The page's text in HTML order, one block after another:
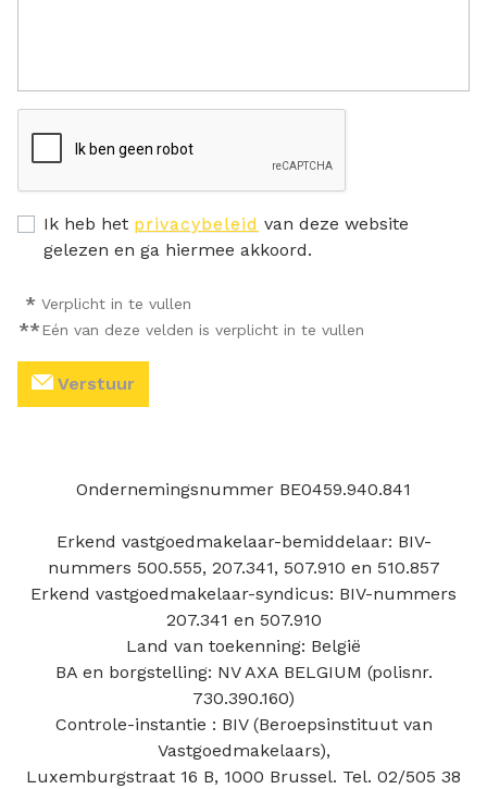
Ik heb het privacybeleid van deze website
gelezen en ga hiermee akkoord.
* Verplicht in te vullen
**Eén van deze velden is verplicht in te vullen
Verstuur
Ondernemingsnummer BE0459.940.841
Erkend vastgoedmakelaar-bemiddelaar: BIV-
nummers 500.555, 207.341, 507.910 en 510.857
Erkend vastgoedmakelaar-syndicus: BIV-nummers
207.341 en 507.910
Land van toekenning: België
BA en borgstelling: NV AXA BELGIUM (polisnr.
730.390.160)
Controle-instantie : BIV (Beroepsinstituut van
Vastgoedmakelaars),
Luxemburgstraat 16 B, 1000 Brussel. Tel. 02/505 38